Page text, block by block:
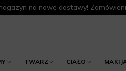
na nowe dostawy!
TWARZ CIAŁO